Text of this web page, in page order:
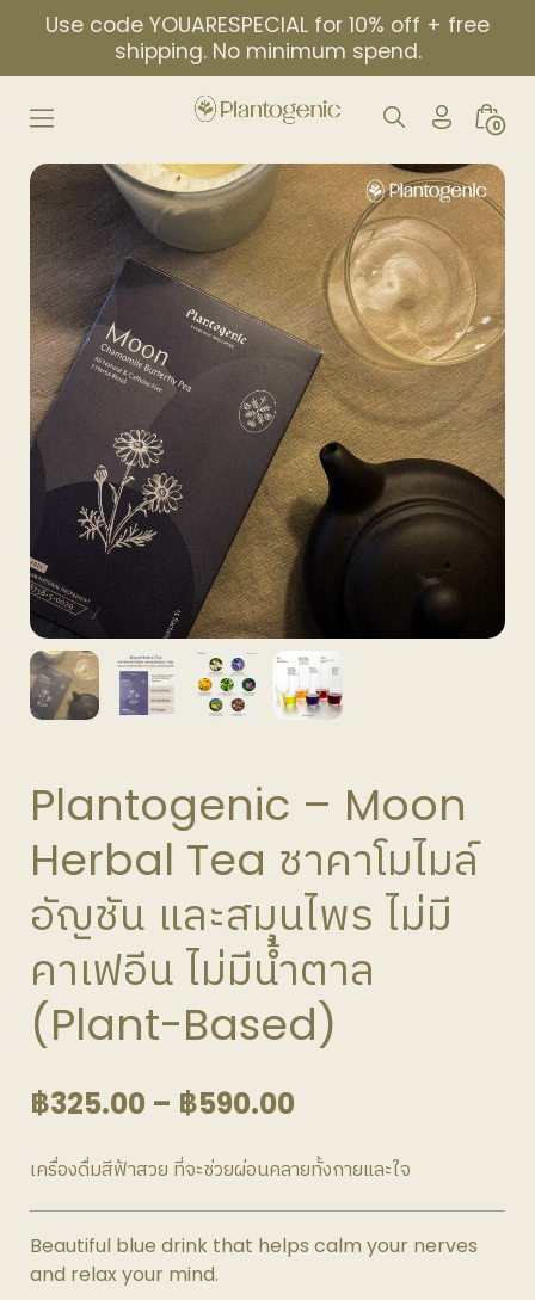
content
Use code YOUARESPECIAL for 10% off + free
shipping. No minimum spend.
Search My
Account
Icon
0
Plantogenic – Moon
Herbal Tea ชาคาโมไมล์
อัญชัน และสมุนไพร ไม่มี
คาเฟอีน ไม่มีน้ำตาล
(Plant-Based)
฿325.00 – ฿590.00Price
range:
฿325.00
through
เครื่องดื่มสีฟ้าสวย ที่จะช่วยผ่อนคลายทั้งกายและใจ
Beautiful blue drink that helps calm your nerves
and relax your mind.